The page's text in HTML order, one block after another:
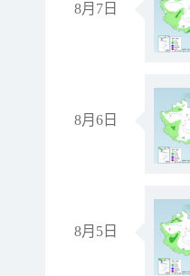
8月7日
8月6日
8月5日